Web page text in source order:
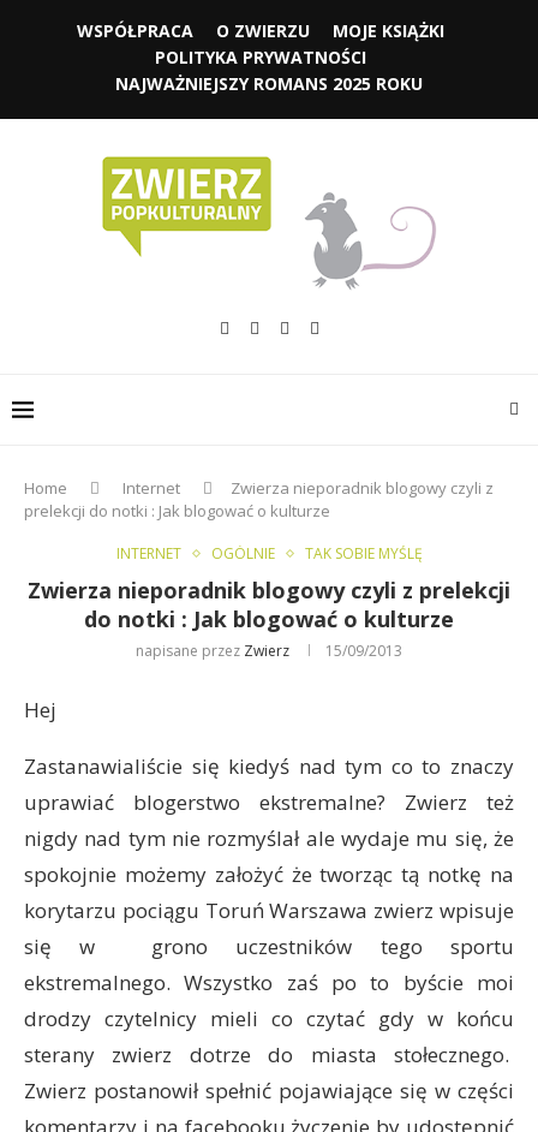
WSPÓŁPRACA O ZWIERZU
MOJE KSIĄŻKI
POLITYKA PRYWATNOŚCI
NAJWAŻNIEJSZY ROMANS 2025 ROKU
Home Internet
Zwierza nieporadnik blogowy czyli z
prelekcji do notki : Jak blogować o kulturze
INTERNET OGÓLNIE TAK SOBIE MYŚLĘ
Zwierza nieporadnik blogowy czyli z prelekcji
do notki : Jak blogować o kulturze
napisane przez Zwierz 15/09/2013
Hej
Zastanawialiście się kiedyś nad tym co to znaczy
uprawiać blogerstwo ekstremalne? Zwierz też
nigdy nad tym nie rozmyślał ale wydaje mu się, że
spokojnie możemy założyć że tworząc tą notkę na
korytarzu pociągu Toruń Warszawa zwierz wpisuje
się w grono uczestników tego sportu
ekstremalnego. Wszystko zaś po to byście moi
drodzy czytelnicy mieli co czytać gdy w końcu
sterany zwierz dotrze do miasta stołecznego.
Zwierz postanowił spełnić pojawiające się w części